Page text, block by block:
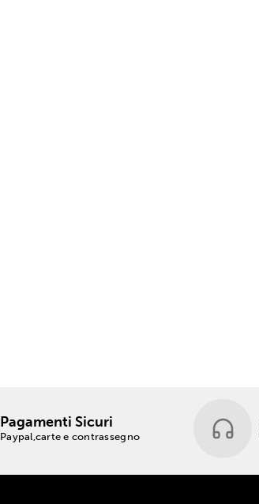
Pagamenti Sicuri
Paypal,carte e contrassegno